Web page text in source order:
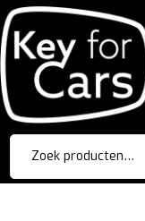
Zoeken
naar: